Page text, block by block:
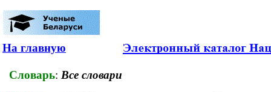
На главную
Словарь: Все словари